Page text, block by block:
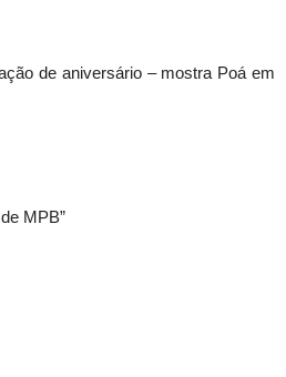
de aniversário – mostra Poá em
MPB”